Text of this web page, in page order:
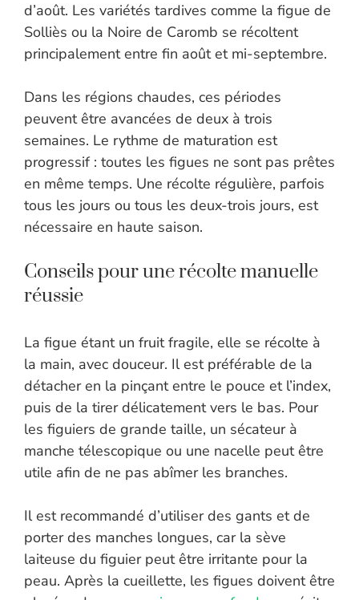
d’août. Les variétés tardives comme la figue de
Solliès ou la Noire de Caromb se récoltent
principalement entre fin août et mi-septembre.
Dans les régions chaudes, ces périodes
peuvent être avancées de deux à trois
semaines. Le rythme de maturation est
progressif : toutes les figues ne sont pas prêtes
en même temps. Une récolte régulière, parfois
tous les jours ou tous les deux-trois jours, est
nécessaire en haute saison.
Conseils pour une récolte manuelle
réussie
La figue étant un fruit fragile, elle se récolte à
la main, avec douceur. Il est préférable de la
détacher en la pinçant entre le pouce et l’index,
puis de la tirer délicatement vers le bas. Pour
les figuiers de grande taille, un sécateur à
manche télescopique ou une nacelle peut être
utile afin de ne pas abîmer les branches.
Il est recommandé d’utiliser des gants et de
porter des manches longues, car la sève
laiteuse du figuier peut être irritante pour la
peau. Après la cueillette, les figues doivent être